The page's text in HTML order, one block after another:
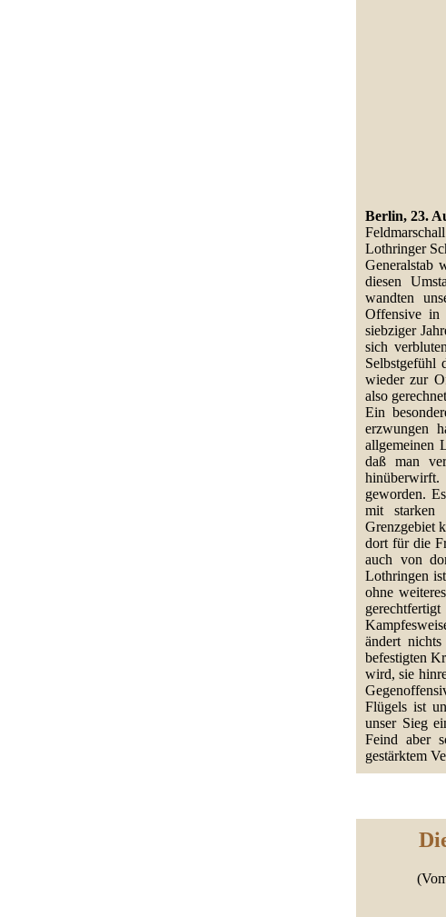
Berlin, 23.
Lothringer
Generalstab
diesen
wandten
Offensive in
siebziger
sich
Selbstgefühl
wieder zur
also
Ein
erzwungen
allgemeinen
daß man
hinüberwirft.
geworden.
mit starken
Grenzgebiet
dort für die
auch von
Lothringen
ohne
ändert
befestigten
wird, sie
Flügels ist
unser Sieg
Feind aber
gestärktem